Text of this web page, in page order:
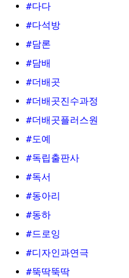
#다다
#다석방
#담론
#담배
#더배곳
#더배곳진수과정
#더배곳플러스원
#도예
#독립출판사
#독서
#동아리
#동하
#드로잉
#디자인과연극
#뚝딱뚝딱